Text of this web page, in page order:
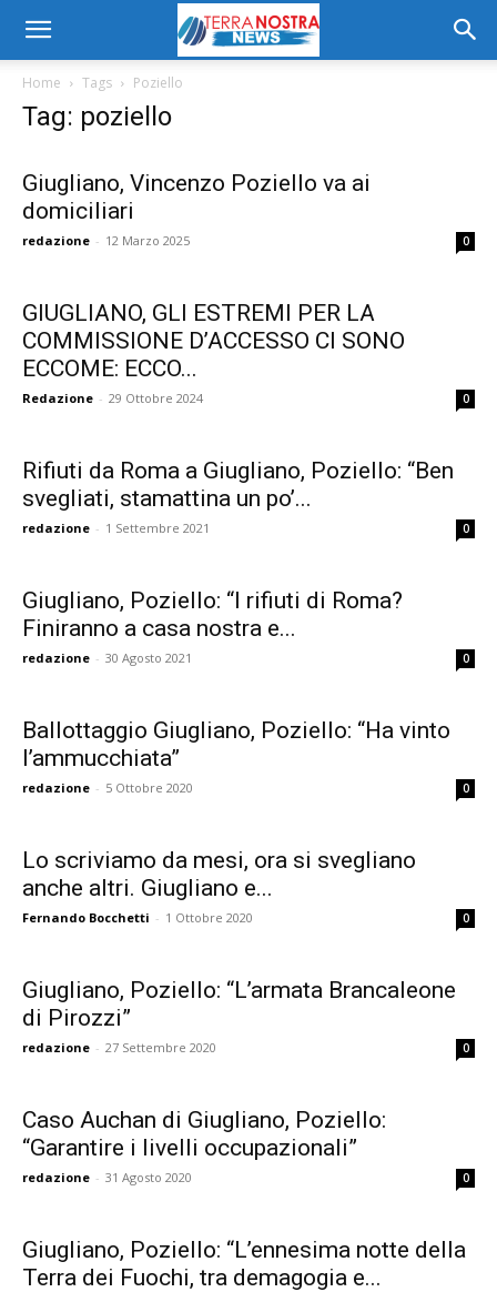
Home Tags Poziello
Tag: poziello
Giugliano, Vincenzo Poziello va ai
domiciliari
redazione - 12 Marzo 2025 0
GIUGLIANO, GLI ESTREMI PER LA
COMMISSIONE D’ACCESSO CI SONO
ECCOME: ECCO...
Redazione - 29 Ottobre 2024 0
Rifiuti da Roma a Giugliano, Poziello: “Ben
svegliati, stamattina un po’...
redazione - 1 Settembre 2021 0
Giugliano, Poziello: “I rifiuti di Roma?
Finiranno a casa nostra e...
redazione - 30 Agosto 2021 0
Ballottaggio Giugliano, Poziello: “Ha vinto
l’ammucchiata”
redazione - 5 Ottobre 2020 0
Lo scriviamo da mesi, ora si svegliano
anche altri. Giugliano e...
Fernando Bocchetti - 1 Ottobre 2020 0
Giugliano, Poziello: “L’armata Brancaleone
di Pirozzi”
redazione - 27 Settembre 2020 0
Caso Auchan di Giugliano, Poziello:
“Garantire i livelli occupazionali”
redazione - 31 Agosto 2020 0
Giugliano, Poziello: “L’ennesima notte della
Terra dei Fuochi, tra demagogia e...